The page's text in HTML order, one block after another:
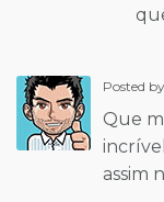
Posted by
Que
assim